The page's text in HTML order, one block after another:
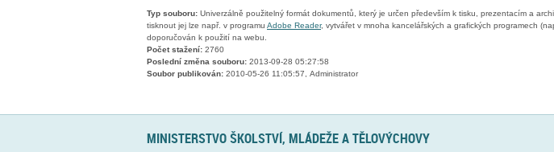
Typ souboru: Univerzálně použitelný formát dokumentů, který je určen především k tisku, prezentacím a
tisknout jej lze např. v programu Adobe Reader, vytvářet v mnoha kancelářských a grafických programech
doporučován k použití na webu.
Počet stažení: 2760
Poslední změna souboru: 2013-09-28 05:27:58
Soubor publikován: 2010-05-26 11:05:57, Administrator
MINISTERSTVO ŠKOLSTVÍ, MLÁDEŽE A TĚLOVÝCHOVY